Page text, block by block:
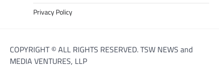
Privacy Policy
COPYRIGHT © ALL RIGHTS RESERVED. TSW NEWS and
MEDIA VENTURES, LLP